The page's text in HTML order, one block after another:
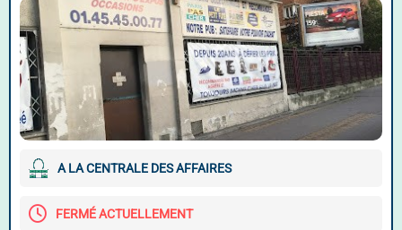
A LA CENTRALE DES AFFAIRES
FERMÉ ACTUELLEMENT